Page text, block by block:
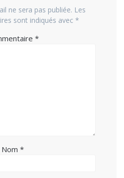
ne sera pas publiée. Les
sont indiqués avec *
*
Nom *